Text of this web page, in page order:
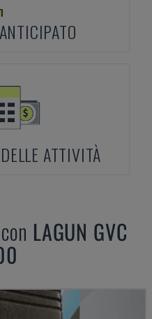
ATTIVITÀ
LAGUN GVC